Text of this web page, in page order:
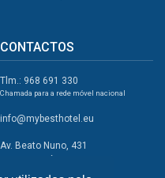
CONTACTOS
Tlm.: 968 691 330
Chamada para a rede móvel nacional
info@mybesthotel.eu
Av. Beato Nuno, 431
2495-401 Fátima